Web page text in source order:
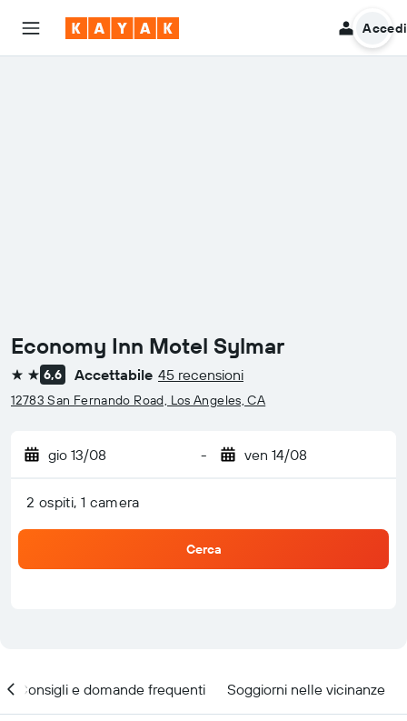
Accedi
Economy Inn Motel Sylmar
2 stelle
6,6 Accettabile 45 recensioni
12783 San Fernando Road, Los Angeles, CA
gio 13/08 - ven 14/08
2 ospiti, 1 camera
Cerca
Consigli e domande frequenti Soggiorni nelle vicinanze